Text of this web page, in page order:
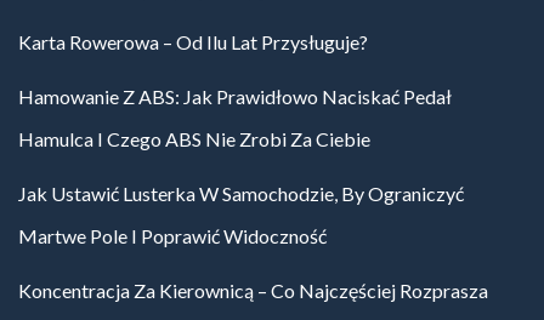
Karta Rowerowa – Od Ilu Lat Przysługuje?
Hamowanie Z ABS: Jak Prawidłowo Naciskać Pedał
Hamulca I Czego ABS Nie Zrobi Za Ciebie
Jak Ustawić Lusterka W Samochodzie, By Ograniczyć
Martwe Pole I Poprawić Widoczność
Koncentracja Za Kierownicą – Co Najczęściej Rozprasza